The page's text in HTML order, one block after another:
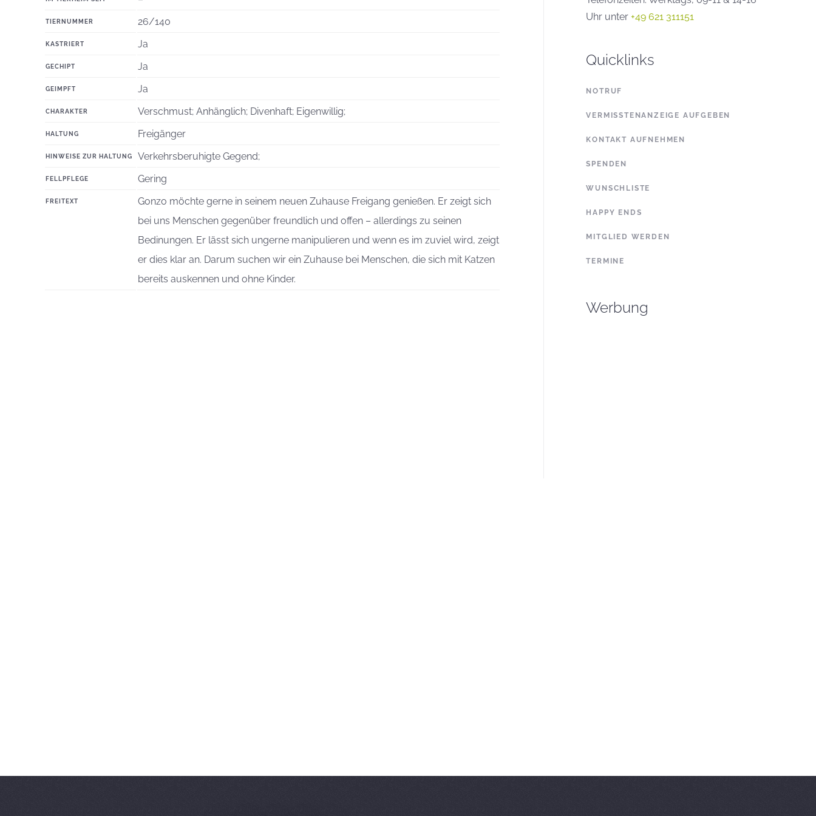
TIERNUMMER 26/140
KASTRIERT Ja
GECHIPT Ja
GEIMPFT Ja
CHARAKTER Verschmust; Anhänglich; Divenhaft; Eigenwillig;
HALTUNG Freigänger
HINWEISE ZUR HALTUNG Verkehrsberuhigte Gegend;
FELLPFLEGE Gering
FREITEXT
Gonzo möchte gerne in seinem neuen Zuhause Freigang genießen. Er zeigt sich
bei uns Menschen gegenüber freundlich und offen – allerdings zu seinen
Bedinungen. Er lässt sich ungerne manipulieren und wenn es im zuviel wird, zeigt
er dies klar an. Darum suchen wir ein Zuhause bei Menschen, die sich mit Katzen
bereits auskennen und ohne Kinder.
Uhr unter+49 621 311151
Quicklinks
NOTRUF
VERMISSTENANZEIGE AUFGEBEN
KONTAKT AUFNEHMEN
SPENDEN
WUNSCHLISTE
HAPPY ENDS
MITGLIED WERDEN
TERMINE
Werbung